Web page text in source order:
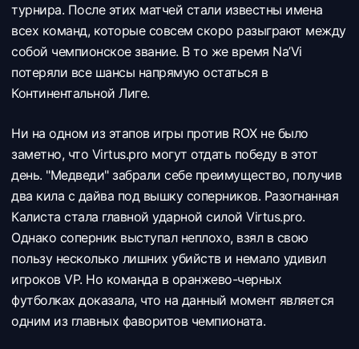
турнира. После этих матчей стали известны имена
всех команд, которые совсем скоро разыграют между
собой чемпионское звание. В то же время Na’Vi
потеряли все шансы напрямую остаться в
Континентальной Лиге.
Ни на одном из этапов игры против ROX не было
заметно, что Virtus.pro могут отдать победу в этот
день. "Медведи" забрали себе преимущество, получив
два кила с дайва под вышку соперников. Разогнанная
Калиста стала главной ударной силой Virtus.pro.
Однако соперник выступал неплохо, взял в свою
пользу несколько лишних убийств и немало удивил
игроков VP. Но команда в оранжево-черных
футболках доказала, что на данный момент является
одним из главных фаворитов чемпионата.